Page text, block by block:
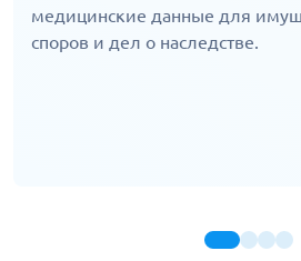
медицинские данные для
споров и дел о наследстве.